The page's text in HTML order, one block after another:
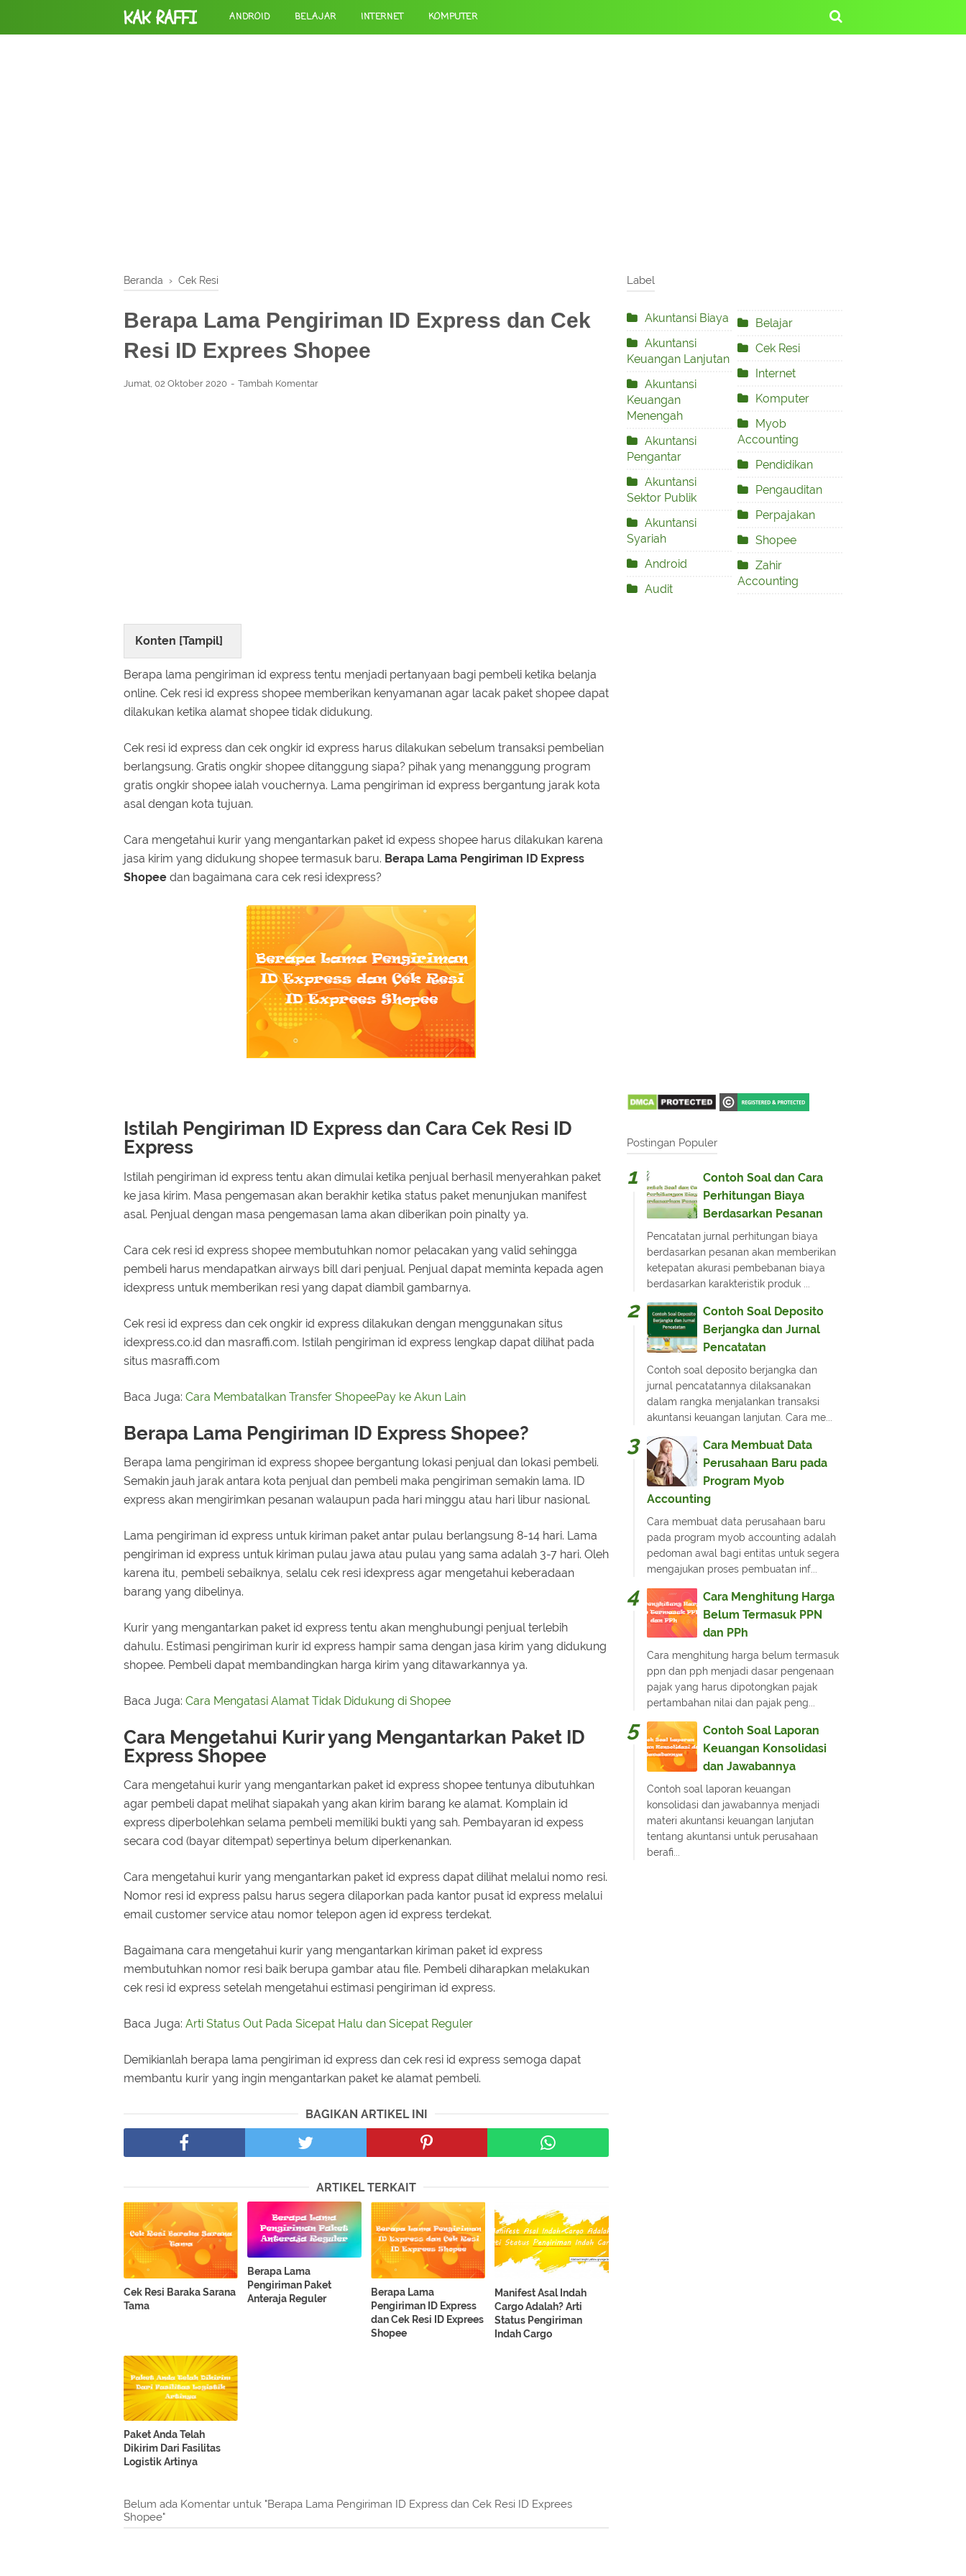
KAK RAFFI ANDROID BELAJAR INTERNET KOMPUTER
Beranda › Cek Resi
Berapa Lama Pengiriman ID Express dan Cek
Resi ID Exprees Shopee
Jumat, 02 Oktober 2020 Tambah Komentar
Konten [Tampil]
Berapa lama pengiriman id express tentu menjadi pertanyaan bagi pembeli ketika belanja
online. Cek resi id express shopee memberikan kenyamanan agar lacak paket shopee dapat
dilakukan ketika alamat shopee tidak didukung.
Cek resi id express dan cek ongkir id express harus dilakukan sebelum transaksi pembelian
berlangsung. Gratis ongkir shopee ditanggung siapa? pihak yang menanggung program
gratis ongkir shopee ialah vouchernya. Lama pengiriman id express bergantung jarak kota
asal dengan kota tujuan.
Cara mengetahui kurir yang mengantarkan paket id expess shopee harus dilakukan karena
jasa kirim yang didukung shopee termasuk baru. Berapa Lama Pengiriman ID Express
Shopee dan bagaimana cara cek resi idexpress?
Istilah Pengiriman ID Express dan Cara Cek Resi ID
Express
Istilah pengiriman id express tentu akan dimulai ketika penjual berhasil menyerahkan paket
ke jasa kirim. Masa pengemasan akan berakhir ketika status paket menunjukan manifest
asal. Penjual dengan masa pengemasan lama akan diberikan poin pinalty ya.
Cara cek resi id express shopee membutuhkan nomor pelacakan yang valid sehingga
pembeli harus mendapatkan airways bill dari penjual. Penjual dapat meminta kepada agen
idexpress untuk memberikan resi yang dapat diambil gambarnya.
Cek resi id express dan cek ongkir id express dilakukan dengan menggunakan situs
idexpress.co.id dan masraffi.com. Istilah pengiriman id express lengkap dapat dilihat pada
situs masraffi.com
Baca Juga: Cara Membatalkan Transfer ShopeePay ke Akun Lain
Berapa Lama Pengiriman ID Express Shopee?
Berapa lama pengiriman id express shopee bergantung lokasi penjual dan lokasi pembeli.
Semakin jauh jarak antara kota penjual dan pembeli maka pengiriman semakin lama. ID
express akan mengirimkan pesanan walaupun pada hari minggu atau hari libur nasional.
Lama pengiriman id express untuk kiriman paket antar pulau berlangsung 8-14 hari. Lama
pengiriman id express untuk kiriman pulau jawa atau pulau yang sama adalah 3-7 hari. Oleh
karena itu, pembeli sebaiknya, selalu cek resi idexpress agar mengetahui keberadaan
barang yang dibelinya.
Kurir yang mengantarkan paket id express tentu akan menghubungi penjual terlebih
dahulu. Estimasi pengiriman kurir id express hampir sama dengan jasa kirim yang didukung
shopee. Pembeli dapat membandingkan harga kirim yang ditawarkannya ya.
Baca Juga: Cara Mengatasi Alamat Tidak Didukung di Shopee
Cara Mengetahui Kurir yang Mengantarkan Paket ID
Express Shopee
Cara mengetahui kurir yang mengantarkan paket id express shopee tentunya dibutuhkan
agar pembeli dapat melihat siapakah yang akan kirim barang ke alamat. Komplain id
express diperbolehkan selama pembeli memiliki bukti yang sah. Pembayaran id expess
secara cod (bayar ditempat) sepertinya belum diperkenankan.
Cara mengetahui kurir yang mengantarkan paket id express dapat dilihat melalui nomo resi.
Nomor resi id express palsu harus segera dilaporkan pada kantor pusat id express melalui
email customer service atau nomor telepon agen id express terdekat.
Bagaimana cara mengetahui kurir yang mengantarkan kiriman paket id express
membutuhkan nomor resi baik berupa gambar atau file. Pembeli diharapkan melakukan
cek resi id express setelah mengetahui estimasi pengiriman id express.
Baca Juga: Arti Status Out Pada Sicepat Halu dan Sicepat Reguler
Demikianlah berapa lama pengiriman id express dan cek resi id express semoga dapat
membantu kurir yang ingin mengantarkan paket ke alamat pembeli.
BAGIKAN ARTIKEL INI
ARTIKEL TERKAIT
Cek Resi Baraka Sarana
Tama
Berapa Lama
Pengiriman Paket
Anteraja Reguler
Berapa Lama
Pengiriman ID Express
dan Cek Resi ID Exprees
Shopee
Manifest Asal Indah
Cargo Adalah? Arti
Status Pengiriman
Indah Cargo
Paket Anda Telah
Dikirim Dari Fasilitas
Logistik Artinya
Belum ada Komentar untuk "Berapa Lama Pengiriman ID Express dan Cek Resi ID Exprees
Shopee"
Label
Akuntansi Biaya
Akuntansi
Keuangan Lanjutan
Akuntansi
Keuangan
Menengah
Akuntansi
Pengantar
Akuntansi
Sektor Publik
Akuntansi
Syariah
Android
Audit
Belajar
Cek Resi
Internet
Komputer
Myob
Accounting
Pendidikan
Pengauditan
Perpajakan
Shopee
Zahir
Accounting
Postingan Populer
Contoh Soal dan Cara
Perhitungan Biaya
Berdasarkan Pesanan
Pencatatan jurnal perhitungan biaya
berdasarkan pesanan akan memberikan
ketepatan akurasi pembebanan biaya
berdasarkan karakteristik produk ...
Contoh Soal Deposito
Berjangka dan Jurnal
Pencatatan
Contoh soal deposito berjangka dan
jurnal pencatatannya dilaksanakan
dalam rangka menjalankan transaksi
akuntansi keuangan lanjutan. Cara me...
Cara Membuat Data
Perusahaan Baru pada
Program Myob
Accounting
Cara membuat data perusahaan baru
pada program myob accounting adalah
pedoman awal bagi entitas untuk segera
mengajukan proses pembuatan inf...
Cara Menghitung Harga
Belum Termasuk PPN
dan PPh
Cara menghitung harga belum termasuk
ppn dan pph menjadi dasar pengenaan
pajak yang harus dipotongkan pajak
pertambahan nilai dan pajak peng...
Contoh Soal Laporan
Keuangan Konsolidasi
dan Jawabannya
Contoh soal laporan keuangan
konsolidasi dan jawabannya menjadi
materi akuntansi keuangan lanjutan
tentang akuntansi untuk perusahaan
berafi...